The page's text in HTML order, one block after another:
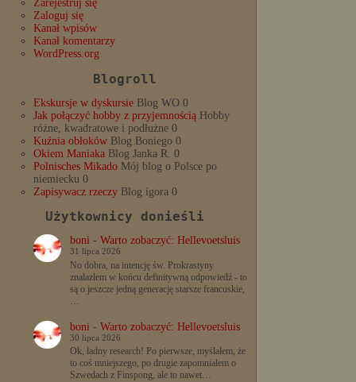
Zarejestruj się
Zaloguj się
Kanał wpisów
Kanał komentarzy
WordPress.org
Blogroll
Ekskursje w dyskursie Blog WO 0
Jak połączyć hobby z przyjemnością Hobby
różne, kwadratowe i podłużne 0
Kuźnia obłoków Blog Boniego 0
Okiem Maniaka Blog Janka R. 0
Polnisches Mikado Mój blog o Polsce po
niemiecku 0
Zapisywacz rzeczy Blog igora 0
Użytkownicy donieśli
boni- Warto zobaczyć: Hellevoetsluis
31 lipca 2026
No dobra, na intencję św. Prokrastyny
znalazłem w końcu definitywną odpowiedź - to
są o jeszcze jedną generację starsze francuskie,
…
boni- Warto zobaczyć: Hellevoetsluis
30 lipca 2026
Ok, ładny research! Po pierwsze, myślałem, że
to coś mniejszego, po drugie zapomniałem o
Szwedach z Finspong, ale to nawet…